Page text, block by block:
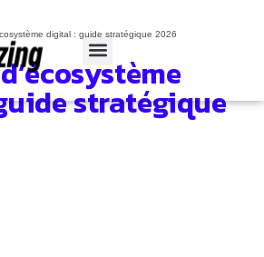
digital : guide stratégique 2026
stratégique